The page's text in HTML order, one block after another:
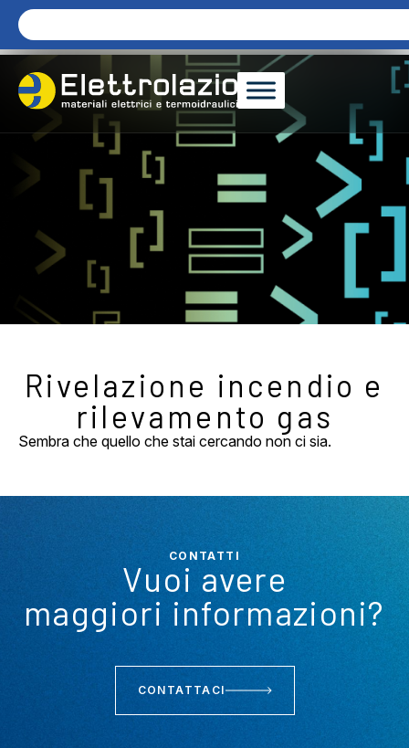
Rivelazione incendio e
rilevamento gas
Sembra che quello che stai cercando non ci sia.
CONTATTI
Vuoi avere
maggiori informazioni?
CONTATTACI